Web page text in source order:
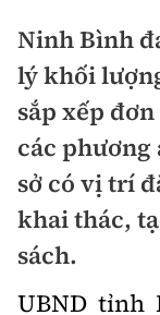
Chính trị
Xã hội
Chuyện dọc
Cải chính
Xây dựng
Chỉ đạo điều
Quy hoạch kiến
Vật liệu xây dựng
Giám định chất
Giao thông
Quản lý
Đường bộ
Hàng không
Kinh tế
Thị trường
Pháp luật
Thanh tra
An toàn giao
Ninh Bình
lý khối
sắp xếp
các phương
sở có vị trí
khai thác,
sách.
UBND tỉnh